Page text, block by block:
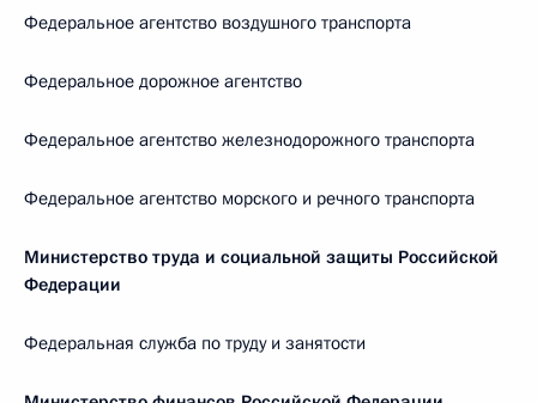
Федеральное агентство воздушного транспорта
Федеральное дорожное агентство
Федеральное агентство железнодорожного транспорта
Федеральное агентство морского и речного транспорта
Министерство труда и социальной защиты Российской
Федерации
Федеральная служба по труду и занятости